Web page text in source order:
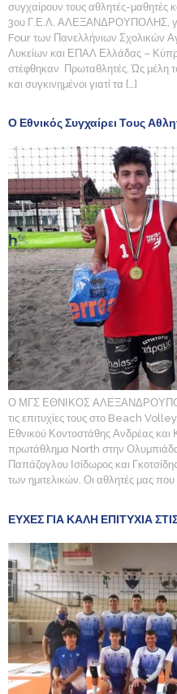
συγχαίρουν τους αθλητές-μαθητές
3ου Γ.Ε.Λ. ΑΛΕΞΑΝΔΡΟΥΠΟΛΗΣ, για
Four των Πανελλήνιων Σχολικών
Λυκείων και ΕΠΑΛ Ελλάδας –
στέφθηκαν Πρωταθλητές. Ώς μέλη
και συγκινημένοι γιατί τα […]
Ο Εθνικός Συγχαίρει Τους
Ο ΜΓΣ ΕΘΝΙΚΟΣ
τις επιτυχίες τους στο Beach
Εθνικού Κοντοστάθης Ανδρέας και
πρωτάθλημα North στην Ολυμπιάδα
Παπάζογλου Ισίδωρος και
των ημιτελικών. Οι αθλητές μας
ΕΥΧΕΣ ΓΙΑ ΚΑΛΗ ΕΠΙΤΥΧΙΑ